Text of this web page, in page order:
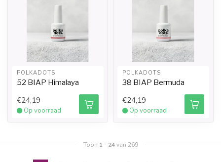
POLKADOTS
52 BIAP Himalaya
€24,19
Op voorraad
POLKADOTS
38 BIAP Bermuda
€24,19
Op voorraad
Toon 1- 24van 269